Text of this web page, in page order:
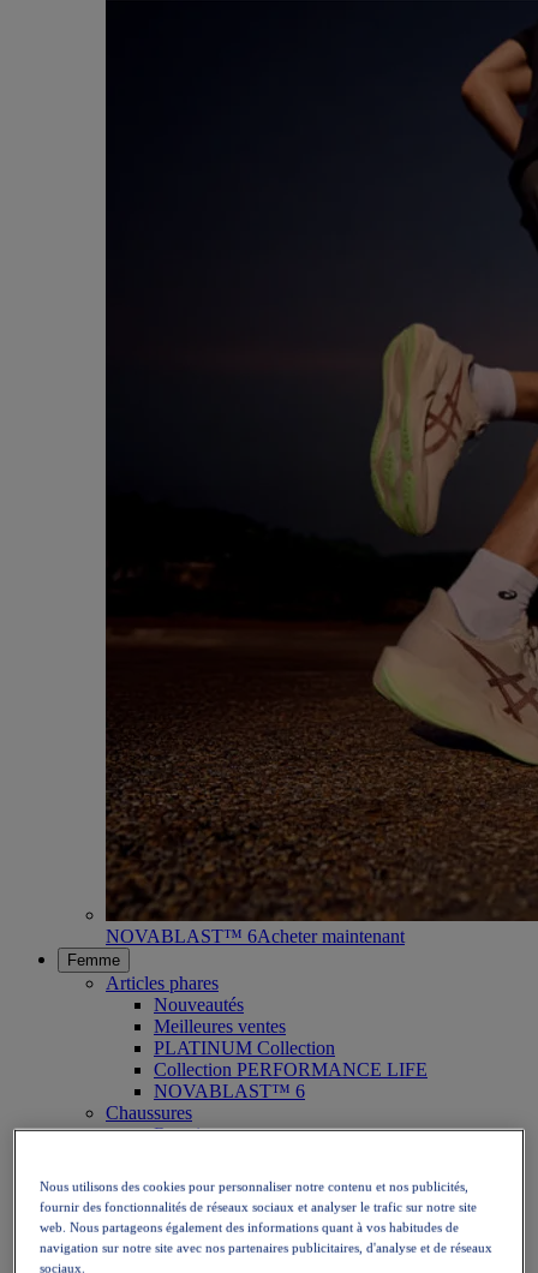
NOVABLAST™ 6Acheter maintenant
Femme
Articles phares
Nouveautés
Meilleures ventes
PLATINUM Collection
Collection PERFORMANCE LIFE
NOVABLAST™ 6
Chaussures
Running
Tennis
Volley
Handball
Padel
Nous utilisons des cookies pour personnaliser notre contenu et nos publicités,
fournir des fonctionnalités de réseaux sociaux et analyser le trafic sur notre site
web. Nous partageons également des informations quant à vos habitudes de
navigation sur notre site avec nos partenaires publicitaires, d'analyse et de réseaux
sociaux.